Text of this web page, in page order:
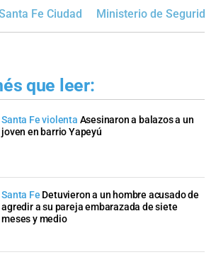
Fe Ciudad Ministerio de
que leer:
Santa Fe violenta Asesinaron a balazos a un
joven en barrio Yapeyú
Santa Fe Detuvieron a un hombre acusado de
agredir a su pareja embarazada de siete
meses y medio